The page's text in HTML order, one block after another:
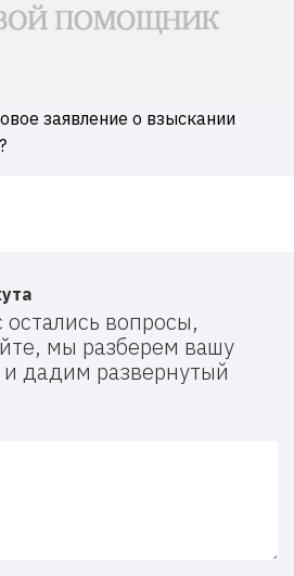
заявление о взыскании
остались вопросы,
мы разберем вашу
дадим развернутый